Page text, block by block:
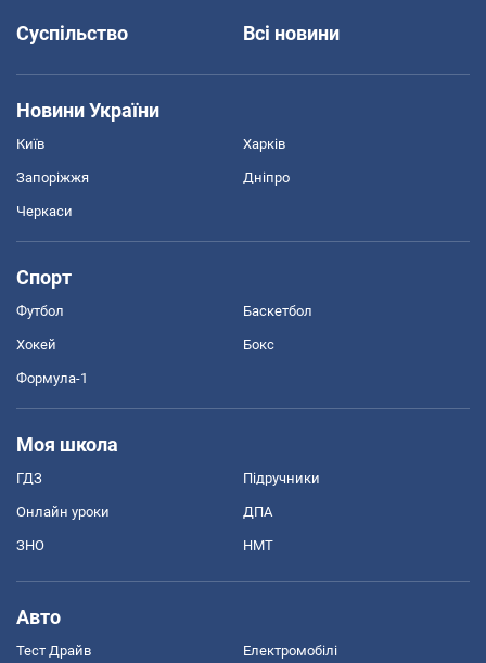
Суспільство
Всі новини
Новини України
Київ Харків
Запоріжжя Дніпро
Черкаси
Спорт
Футбол Баскетбол
Хокей Бокс
Формула-1
Моя школа
ГДЗ Підручники
Онлайн уроки ДПА
ЗНО НМТ
Авто
Тест Драйв Електромобілі